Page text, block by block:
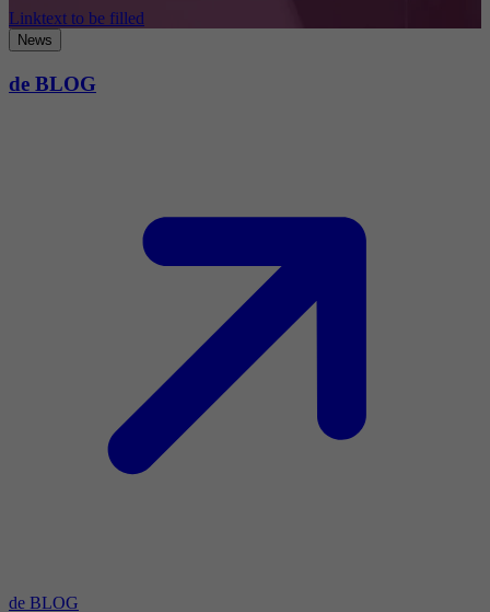
Linktext to be filled
News
de BLOG
de BLOG